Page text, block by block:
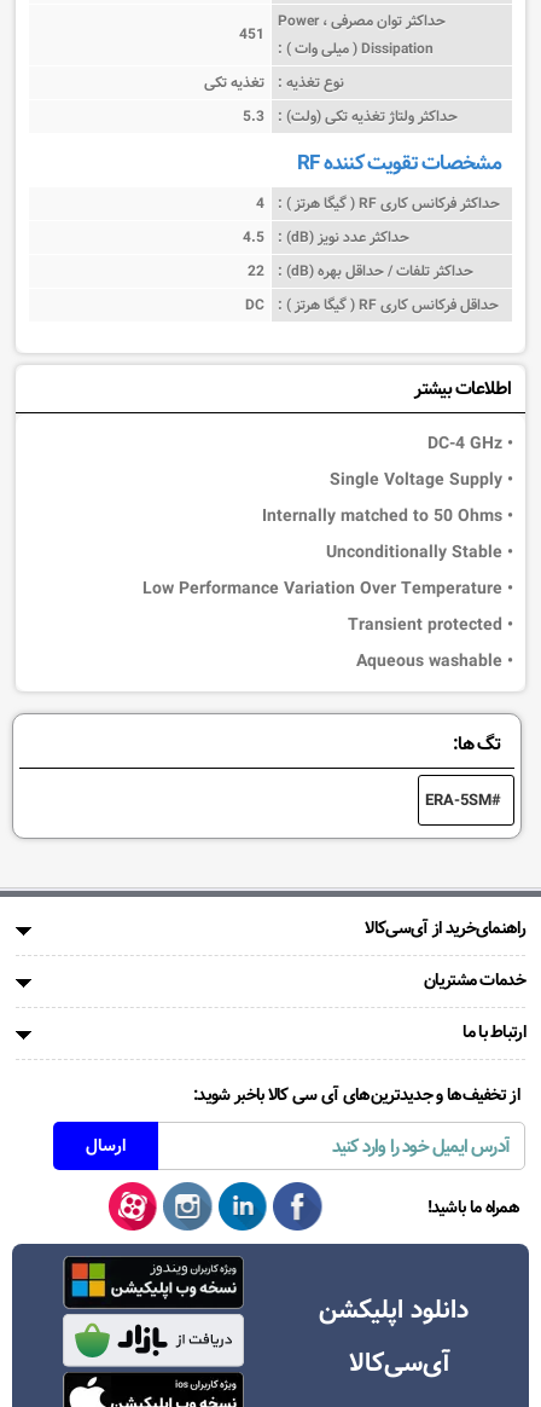
حداکثر توان مصرفی ، Power
Dissipation ( میلی وات ) :
451
نوع تغذیه : تغذیه تکی
حداکثر ولتاژ تغذیه تکی (ولت) : 5.3
مشخصات تقویت کننده RF
حداکثر فرکانس کاری RF ( گیگا هرتز ) :
4
حداکثر عدد نویز (dB) :
4.5
حداکثر تلفات / حداقل بهره (dB) :
22
حداقل فرکانس کاری RF ( گیگا هرتز ) :
DC
اطلاعات بیشتر
• DC-4 GHz
• Single Voltage Supply
• Internally matched to 50 Ohms
• Unconditionally Stable
• Low Performance Variation Over Temperature
• Transient protected
• Aqueous washable
تگ ها:
ERA-5SM
راهنمای‌خرید از آی‌سی‌کالا
خدمات مشتریان
ارتباط با ما
از تخفیف‌ها و جدیدترین‌های آی سی کالا باخبر شوید:
همراه ما باشید!
دانلود اپلیکشن
آی‌سی‌کالا